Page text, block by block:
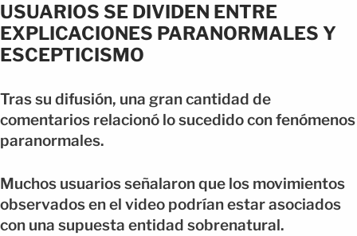
USUARIOS SE DIVIDEN ENTRE
EXPLICACIONES PARANORMALES Y
ESCEPTICISMO
Tras su difusión, una gran cantidad de
comentarios relacionó lo sucedido con fenómenos
paranormales.
Muchos usuarios señalaron que los movimientos
observados en el video podrían estar asociados
con una supuesta entidad sobrenatural.